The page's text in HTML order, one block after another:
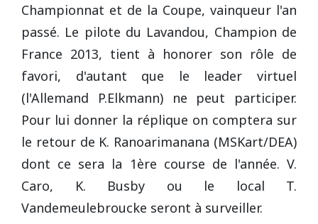
Championnat et de la Coupe, vainqueur l'an
passé. Le pilote du Lavandou, Champion de
France 2013, tient à honorer son rôle de
favori, d'autant que le leader virtuel
(l'Allemand P.Elkmann) ne peut participer.
Pour lui donner la réplique on comptera sur
le retour de K. Ranoarimanana (MSKart/DEA)
dont ce sera la 1ère course de l'année. V.
Caro, K. Busby ou le local T.
Vandemeulebroucke seront à surveiller.